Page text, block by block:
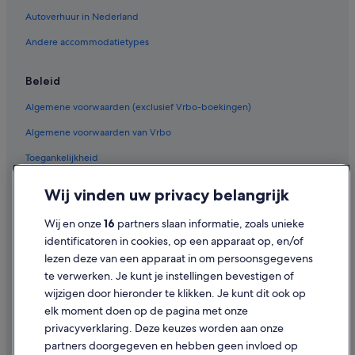
Hotels met zwembad in Dubai
Hotels met 4 sterren in Dubai
Hotels met 4 sterren in Oud Dubai
Appartementen in Dubai
Woonboten in Dubai
Aparthotels in Dubai
Hostels in Dubai
Hotelresorts in Dubai
Pensions in Dubai
Safaritenten in Dubai
Villa's in Dubai
Residenties in Dubai
B&B in Dubai
Autoverhuur in Nederland
Andere accommodatietypes
Beleid
Algemene voorwaarden (exclusief Vrbo-boekingen)
Algemene voorwaarden van Vrbo
Toegankelijkheid
Gebruiksvoorwaarden
Juridische informatie/Contact
Inhoudsrichtlijnen en inhoud rapporteren
Hulp
Contact
Wij vinden uw privacy belangrijk
Wij en onze16 partners slaan informatie, zoals unieke
identificatoren in cookies, op een apparaat op, en/of
lezen deze van een apparaat in om persoonsgegevens
te verwerken. Je kunt je instellingen bevestigen of
wijzigen door hieronder te klikken. Je kunt dit ook op
elk moment doen op de pagina met onze
privacyverklaring. Deze keuzes worden aan onze
partners doorgegeven en hebben geen invloed op